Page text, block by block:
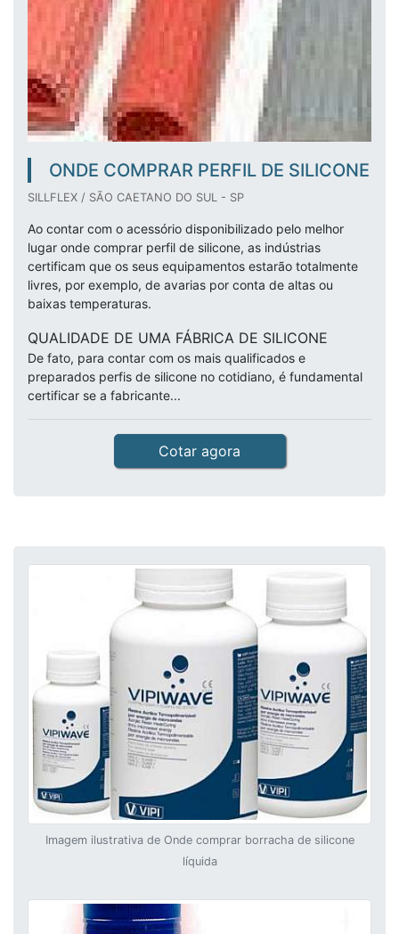
ONDE COMPRAR PERFIL DE SILICONE
SILLFLEX / SÃO CAETANO DO SUL - SP
Ao contar com o acessório disponibilizado pelo melhor
lugar onde comprar perfil de silicone, as indústrias
certificam que os seus equipamentos estarão totalmente
livres, por exemplo, de avarias por conta de altas ou
baixas temperaturas.
QUALIDADE DE UMA FÁBRICA DE SILICONE
De fato, para contar com os mais qualificados e
preparados perfis de silicone no cotidiano, é fundamental
certificar se a fabricante...
Cotar agora
Imagem ilustrativa de Onde comprar borracha de silicone
líquida